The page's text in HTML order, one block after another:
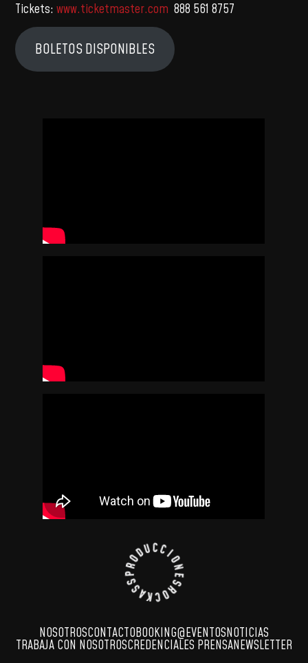
Tickets: www.ticketmaster.com 888 561 8757
BOLETOS DISPONIBLES
NOSOTROSCONTACTOBOOKING@EVENTOSNOTICIAS
TRABAJA CON NOSOTROSCREDENCIALES PRENSANEWSLETTER